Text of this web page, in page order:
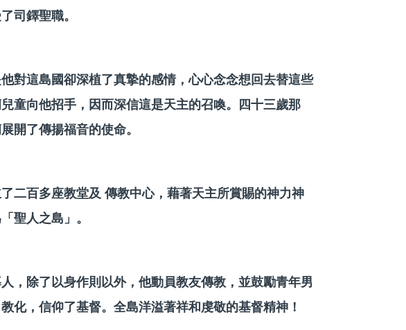
司鐸聖職。
對這島國卻深植了真摯的感情，心心念念想回去替這些
童向他招手，因而深信這是天主的召喚。四十三歲那
開了傳揚福音的使命。
二百多座教堂及 傳教中心，藉著天主所賞賜的神力神
聖人之島」。
，除了以身作則以外，他動員教友傳教，並鼓勵青年男
化，信仰了基督。全島洋溢著祥和虔敬的基督精神！